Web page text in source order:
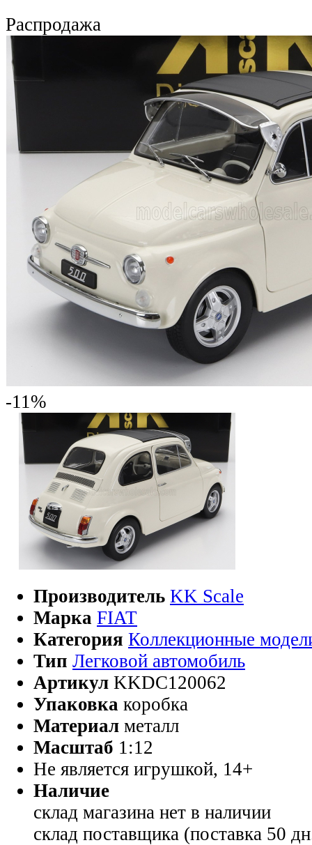
Распродажа
-11%
Производитель KK Scale
Марка FIAT
Категория Коллекционные
Тип Легковой автомобиль
Артикул KKDC120062
Упаковка коробка
Материал металл
Масштаб 1:12
Не является игрушкой, 14+
Наличие
склад магазина нет в наличии
склад поставщика (поставка 50